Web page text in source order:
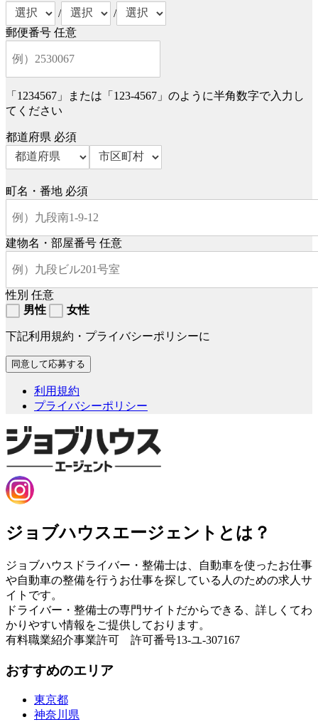
/
/
郵便番号 任意
「1234567」または「123-4567」のように半角数字で入力し
てください
都道府県 必須
町名・番地 必須
建物名・部屋番号 任意
性別 任意
男性
女性
下記利用規約・プライバシーポリシーに
利用規約
プライバシーポリシー
ジョブハウスエージェントとは？
ジョブハウスドライバー・整備士は、自動車を使ったお仕事
や自動車の整備を行うお仕事を探している人のための求人サ
イトです。
ドライバー・整備士の専門サイトだからできる、詳しくてわ
かりやすい情報をご提供しております。
有料職業紹介事業許可 許可番号13-ユ-307167
おすすめのエリア
東京都
神奈川県